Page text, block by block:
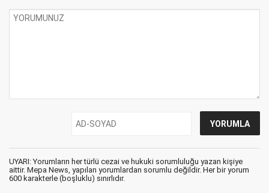
UYARI: Yorumların her türlü cezai ve hukuki sorumluluğu yazan kişiye
aittir. Mepa News, yapılan yorumlardan sorumlu değildir. Her bir yorum
600 karakterle (boşluklu) sınırlıdır.